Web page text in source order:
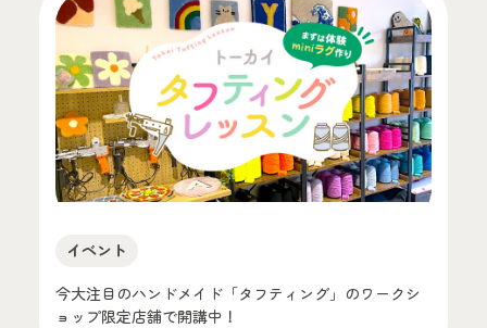
イベント
今大注目のハンドメイド「タフティング」のワークシ
ョップ限定店舗で開講中！